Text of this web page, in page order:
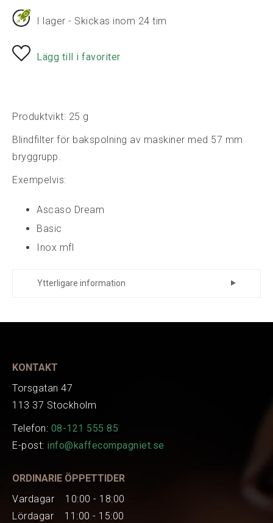
I lager - Skickas inom 24 tim
Lägg till i favoriter
Produktvikt: 25 g
Blindfilter för bakspolning av maskiner med 57 mm
bryggrupp.
Exempelvis:
Ascaso Dream
Basic
Inox mfl
Ytterligare information
KONTAKT
Torsgatan 47
113 37 Stockholm
Telefon: 08-121 555 85
E-post: info@kaffecompagniet.se
ORDINARIE ÖPPETTIDER
Vardagar 10:00 - 18:00
Lördagar 11:00 - 15:00